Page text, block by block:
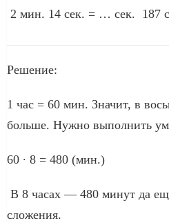
2 мин. 14 сек. = … сек. 187
Решение:
1 час = 60 мин. Значит, в
больше. Нужно выполнить
60 ∙ 8 = 480 (мин.)
В 8 часах — 480 минут да
сложения.